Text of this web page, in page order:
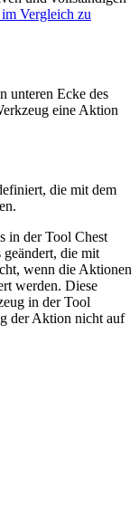
Vergleich zu
unteren Ecke des
eine Aktion
die mit dem
in der Tool Chest
die mit
wenn die Aktionen
werden. Diese
in der Tool
der Aktion nicht auf